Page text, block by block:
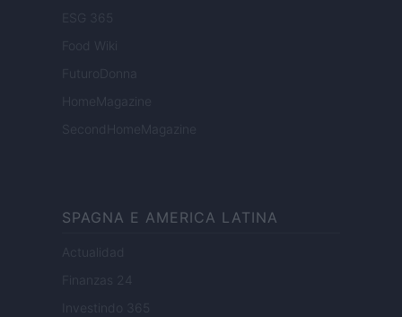
ESG 365
Food Wiki
FuturoDonna
HomeMagazine
SecondHomeMagazine
SPAGNA E AMERICA LATINA
Actualidad
Finanzas 24
Investindo 365